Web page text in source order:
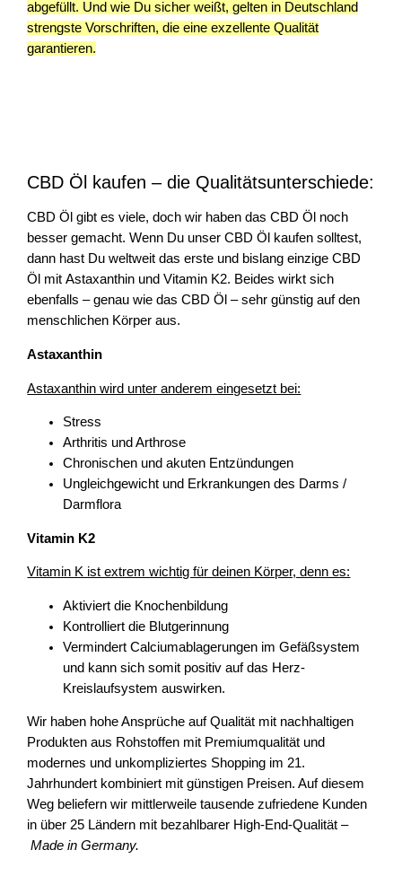
abgefüllt. Und wie Du sicher weißt, gelten in Deutschland
strengste Vorschriften, die eine exzellente Qualität
garantieren.
CBD Öl kaufen – die Qualitätsunterschiede:
CBD Öl gibt es viele, doch wir haben das CBD Öl noch
besser gemacht. Wenn Du unser CBD Öl kaufen solltest,
dann hast Du weltweit das erste und bislang einzige CBD
Öl mit Astaxanthin und Vitamin K2. Beides wirkt sich
ebenfalls – genau wie das CBD Öl – sehr günstig auf den
menschlichen Körper aus.
Astaxanthin
Astaxanthin wird unter anderem eingesetzt bei:
Stress
Arthritis und Arthrose
Chronischen und akuten Entzündungen
Ungleichgewicht und Erkrankungen des Darms /
Darmflora
Vitamin K2
Vitamin K ist extrem wichtig für deinen Körper, denn es:
Aktiviert die Knochenbildung
Kontrolliert die Blutgerinnung
Vermindert Calciumablagerungen im Gefäßsystem
und kann sich somit positiv auf das Herz-
Kreislaufsystem auswirken.
Wir haben hohe Ansprüche auf Qualität mit nachhaltigen
Produkten aus Rohstoffen mit Premiumqualität und
modernes und unkompliziertes Shopping im 21.
Jahrhundert kombiniert mit günstigen Preisen. Auf diesem
Weg beliefern wir mittlerweile tausende zufriedene Kunden
in über 25 Ländern mit bezahlbarer High-End-Qualität –
Made in Germany.